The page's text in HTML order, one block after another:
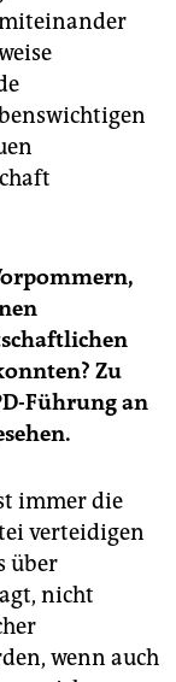
Zu
Führung an
immer die
verteidigen
über
nicht
wenn auch